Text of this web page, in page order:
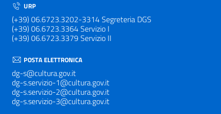
URP
(+39) 06.6723.3202-3314 Segreteria DGS
(+39) 06.6723.3364 Servizio I
(+39) 06.6723.3379 Servizio II
POSTA ELETTRONICA
dg-s@cultura.gov.it
dg-s.servizio-1@cultura.gov.it
dg-s.servizio-2@cultura.gov.it
dg-s.servizio-3@cultura.gov.it